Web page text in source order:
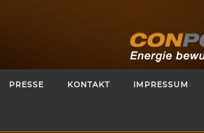
PRESSE KONTAKT IMPRESSUM